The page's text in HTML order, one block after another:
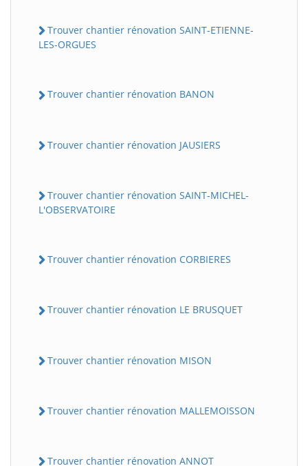
Trouver chantier rénovation SAINT-ETIENNE-
LES-ORGUES
Trouver chantier rénovation BANON
Trouver chantier rénovation JAUSIERS
Trouver chantier rénovation SAINT-MICHEL-
L'OBSERVATOIRE
Trouver chantier rénovation CORBIERES
Trouver chantier rénovation LE BRUSQUET
Trouver chantier rénovation MISON
Trouver chantier rénovation MALLEMOISSON
Trouver chantier rénovation ANNOT